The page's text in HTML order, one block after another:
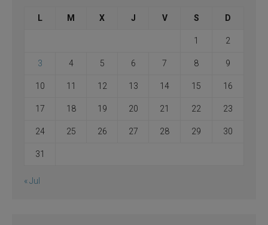
L M X J V S D
1 2
3 4 5 6 7 8 9
10 11 12 13 14 15 16
17 18 19 20 21 22 23
24 25 26 27 28 29 30
31
« Jul